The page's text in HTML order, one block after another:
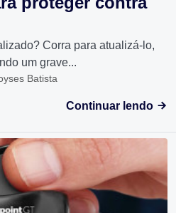
Corra para atualizá-lo,
um grave...
Batista
Continuar lendo